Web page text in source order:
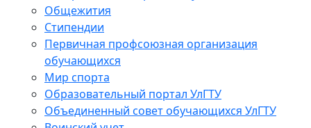
Общежития
Стипендии
Первичная профсоюзная организация
обучающихся
Мир спорта
Образовательный портал УлГТУ
Объединенный совет обучающихся УлГТУ